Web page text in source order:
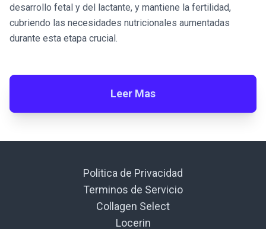
desarrollo fetal y del lactante, y mantiene la fertilidad,
cubriendo las necesidades nutricionales aumentadas
durante esta etapa crucial.
Leer Mas
Politica de Privacidad
Terminos de Servicio
Collagen Select
Locerin